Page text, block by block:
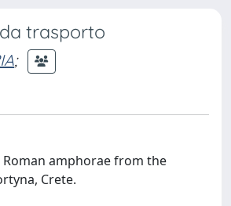
trasporto
;
amphorae from the
Crete.